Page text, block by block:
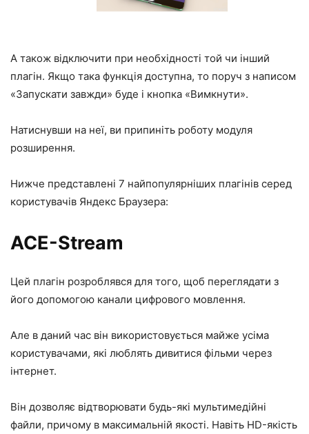
А також відключити при необхідності той чи інший
плагін. Якщо така функція доступна, то поруч з написом
«Запускати завжди» буде і кнопка «Вимкнути».
Натиснувши на неї, ви припиніть роботу модуля
розширення.
Нижче представлені 7 найпопулярніших плагінів серед
користувачів Яндекс Браузера:
ACE-Stream
Цей плагін розроблявся для того, щоб переглядати з
його допомогою канали цифрового мовлення.
Але в даний час він використовується майже усіма
користувачами, які люблять дивитися фільми через
інтернет.
Він дозволяє відтворювати будь-які мультимедійні
файли, причому в максимальній якості. Навіть HD-якість